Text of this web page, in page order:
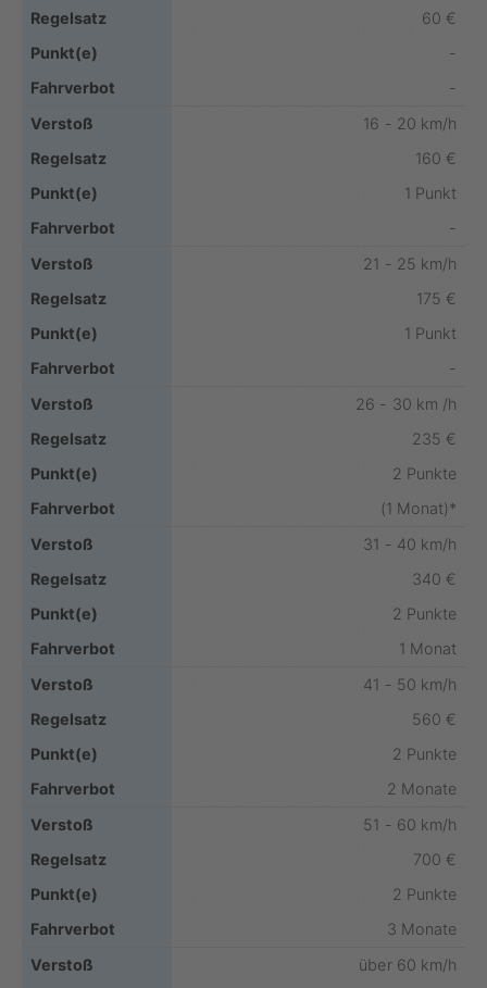
60 €
-
-
16 - 20 km/h
160 €
1 Punkt
-
21 - 25 km/h
175 €
1 Punkt
-
26 - 30 km /h
235 €
2 Punkte
(1 Monat)*
31 - 40 km/h
340 €
2 Punkte
1 Monat
41 - 50 km/h
560 €
2 Punkte
2 Monate
51 - 60 km/h
700 €
2 Punkte
3 Monate
über 60 km/h